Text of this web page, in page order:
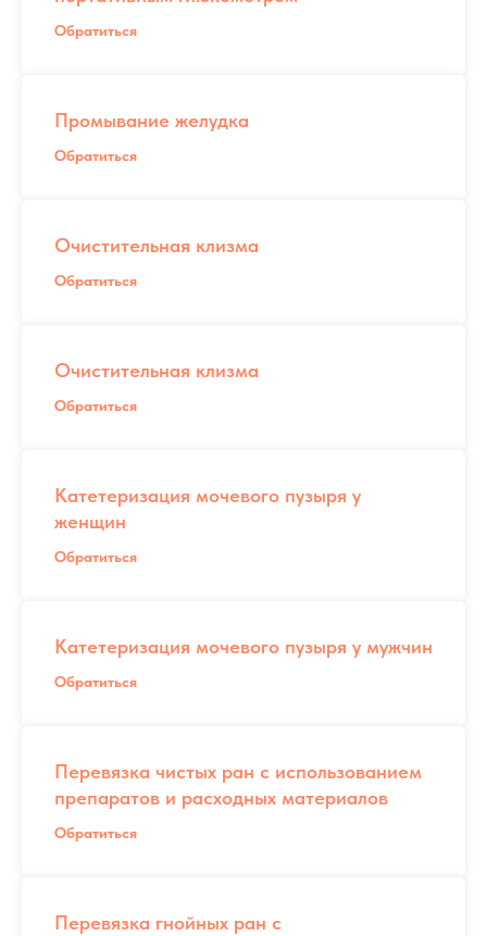
Обратиться
Промывание желудка
Обратиться
Очистительная клизма
Обратиться
Очистительная клизма
Обратиться
Катетеризация мочевого пузыря у
женщин
Обратиться
Катетеризация мочевого пузыря у мужчин
Обратиться
Перевязка чистых ран с использованием
препаратов и расходных материалов
Обратиться
Перевязка гнойных ран с